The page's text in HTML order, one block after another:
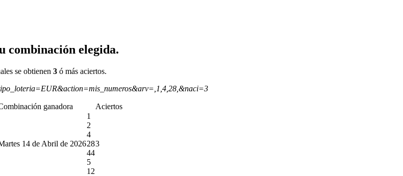
combinación elegida.
se obtienen 3 ó más aciertos.
ganadora Aciertos
14 de Abril de 2026
1
2
4
28
44
5
12
3